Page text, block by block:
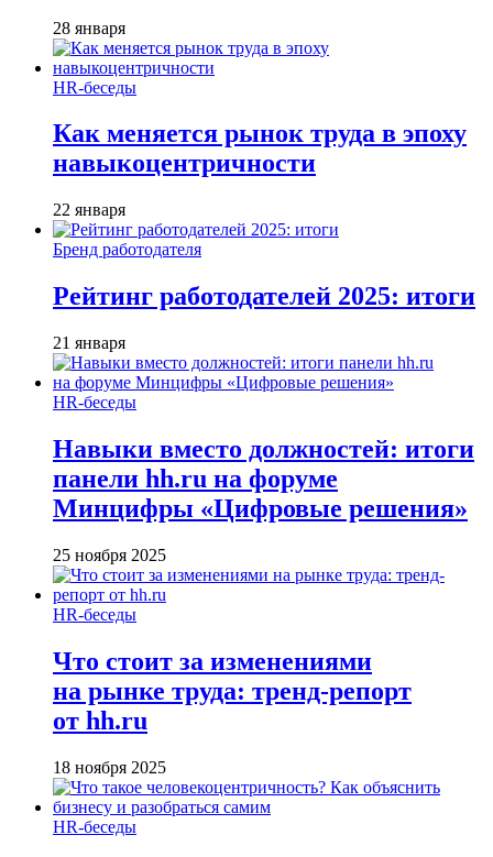
28 января
HR-беседы
Как меняется рынок труда в эпоху
навыкоцентричности
22 января
Бренд работодателя
Рейтинг работодателей 2025: итоги
21 января
HR-беседы
Навыки вместо должностей: итоги
панели hh.ru на форуме
Минцифры «Цифровые решения»
25 ноября 2025
HR-беседы
Что стоит за изменениями
на рынке труда: тренд-репорт
от hh.ru
18 ноября 2025
HR-беседы